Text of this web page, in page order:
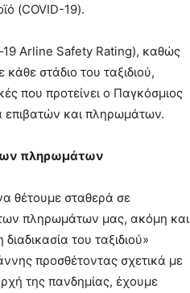
(COVID-19).
Arline Safety Rating), καθώς
στάδιο του ταξιδιού,
που προτείνει ο Παγκόσμιος
επιβατών και πληρωμάτων.
των πληρωμάτων
θέτουμε σταθερά σε
των πληρωμάτων μας, ακόμη και
του ταξιδιού»
προσθέτοντας σχετικά με
της πανδημίας, έχουμε